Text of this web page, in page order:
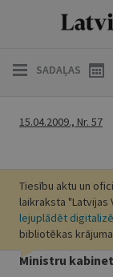
SADAĻAS
15.04.2009., Nr. 57
Tiesību aktu un
laikraksta "Latvijas
lejuplādēt
bibliotēkas
Ministru